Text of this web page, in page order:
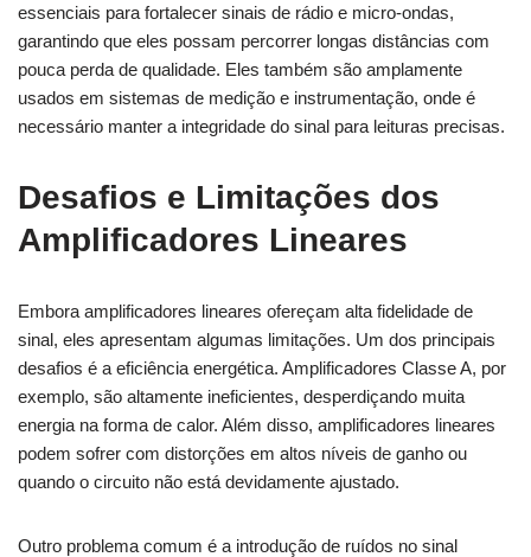
essenciais para fortalecer sinais de rádio e micro-ondas,
garantindo que eles possam percorrer longas distâncias com
pouca perda de qualidade. Eles também são amplamente
usados em sistemas de medição e instrumentação, onde é
necessário manter a integridade do sinal para leituras precisas.
Desafios e Limitações dos
Amplificadores Lineares
Embora amplificadores lineares ofereçam alta fidelidade de
sinal, eles apresentam algumas limitações. Um dos principais
desafios é a eficiência energética. Amplificadores Classe A, por
exemplo, são altamente ineficientes, desperdiçando muita
energia na forma de calor. Além disso, amplificadores lineares
podem sofrer com distorções em altos níveis de ganho ou
quando o circuito não está devidamente ajustado.
Outro problema comum é a introdução de ruídos no sinal